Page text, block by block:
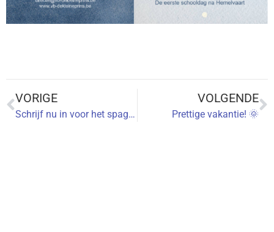
VORIGE
Schrijf nu in voor het spaghettifestijn op ons schoolfeest!
VOLGENDE
Prettige vakantie! 🌞